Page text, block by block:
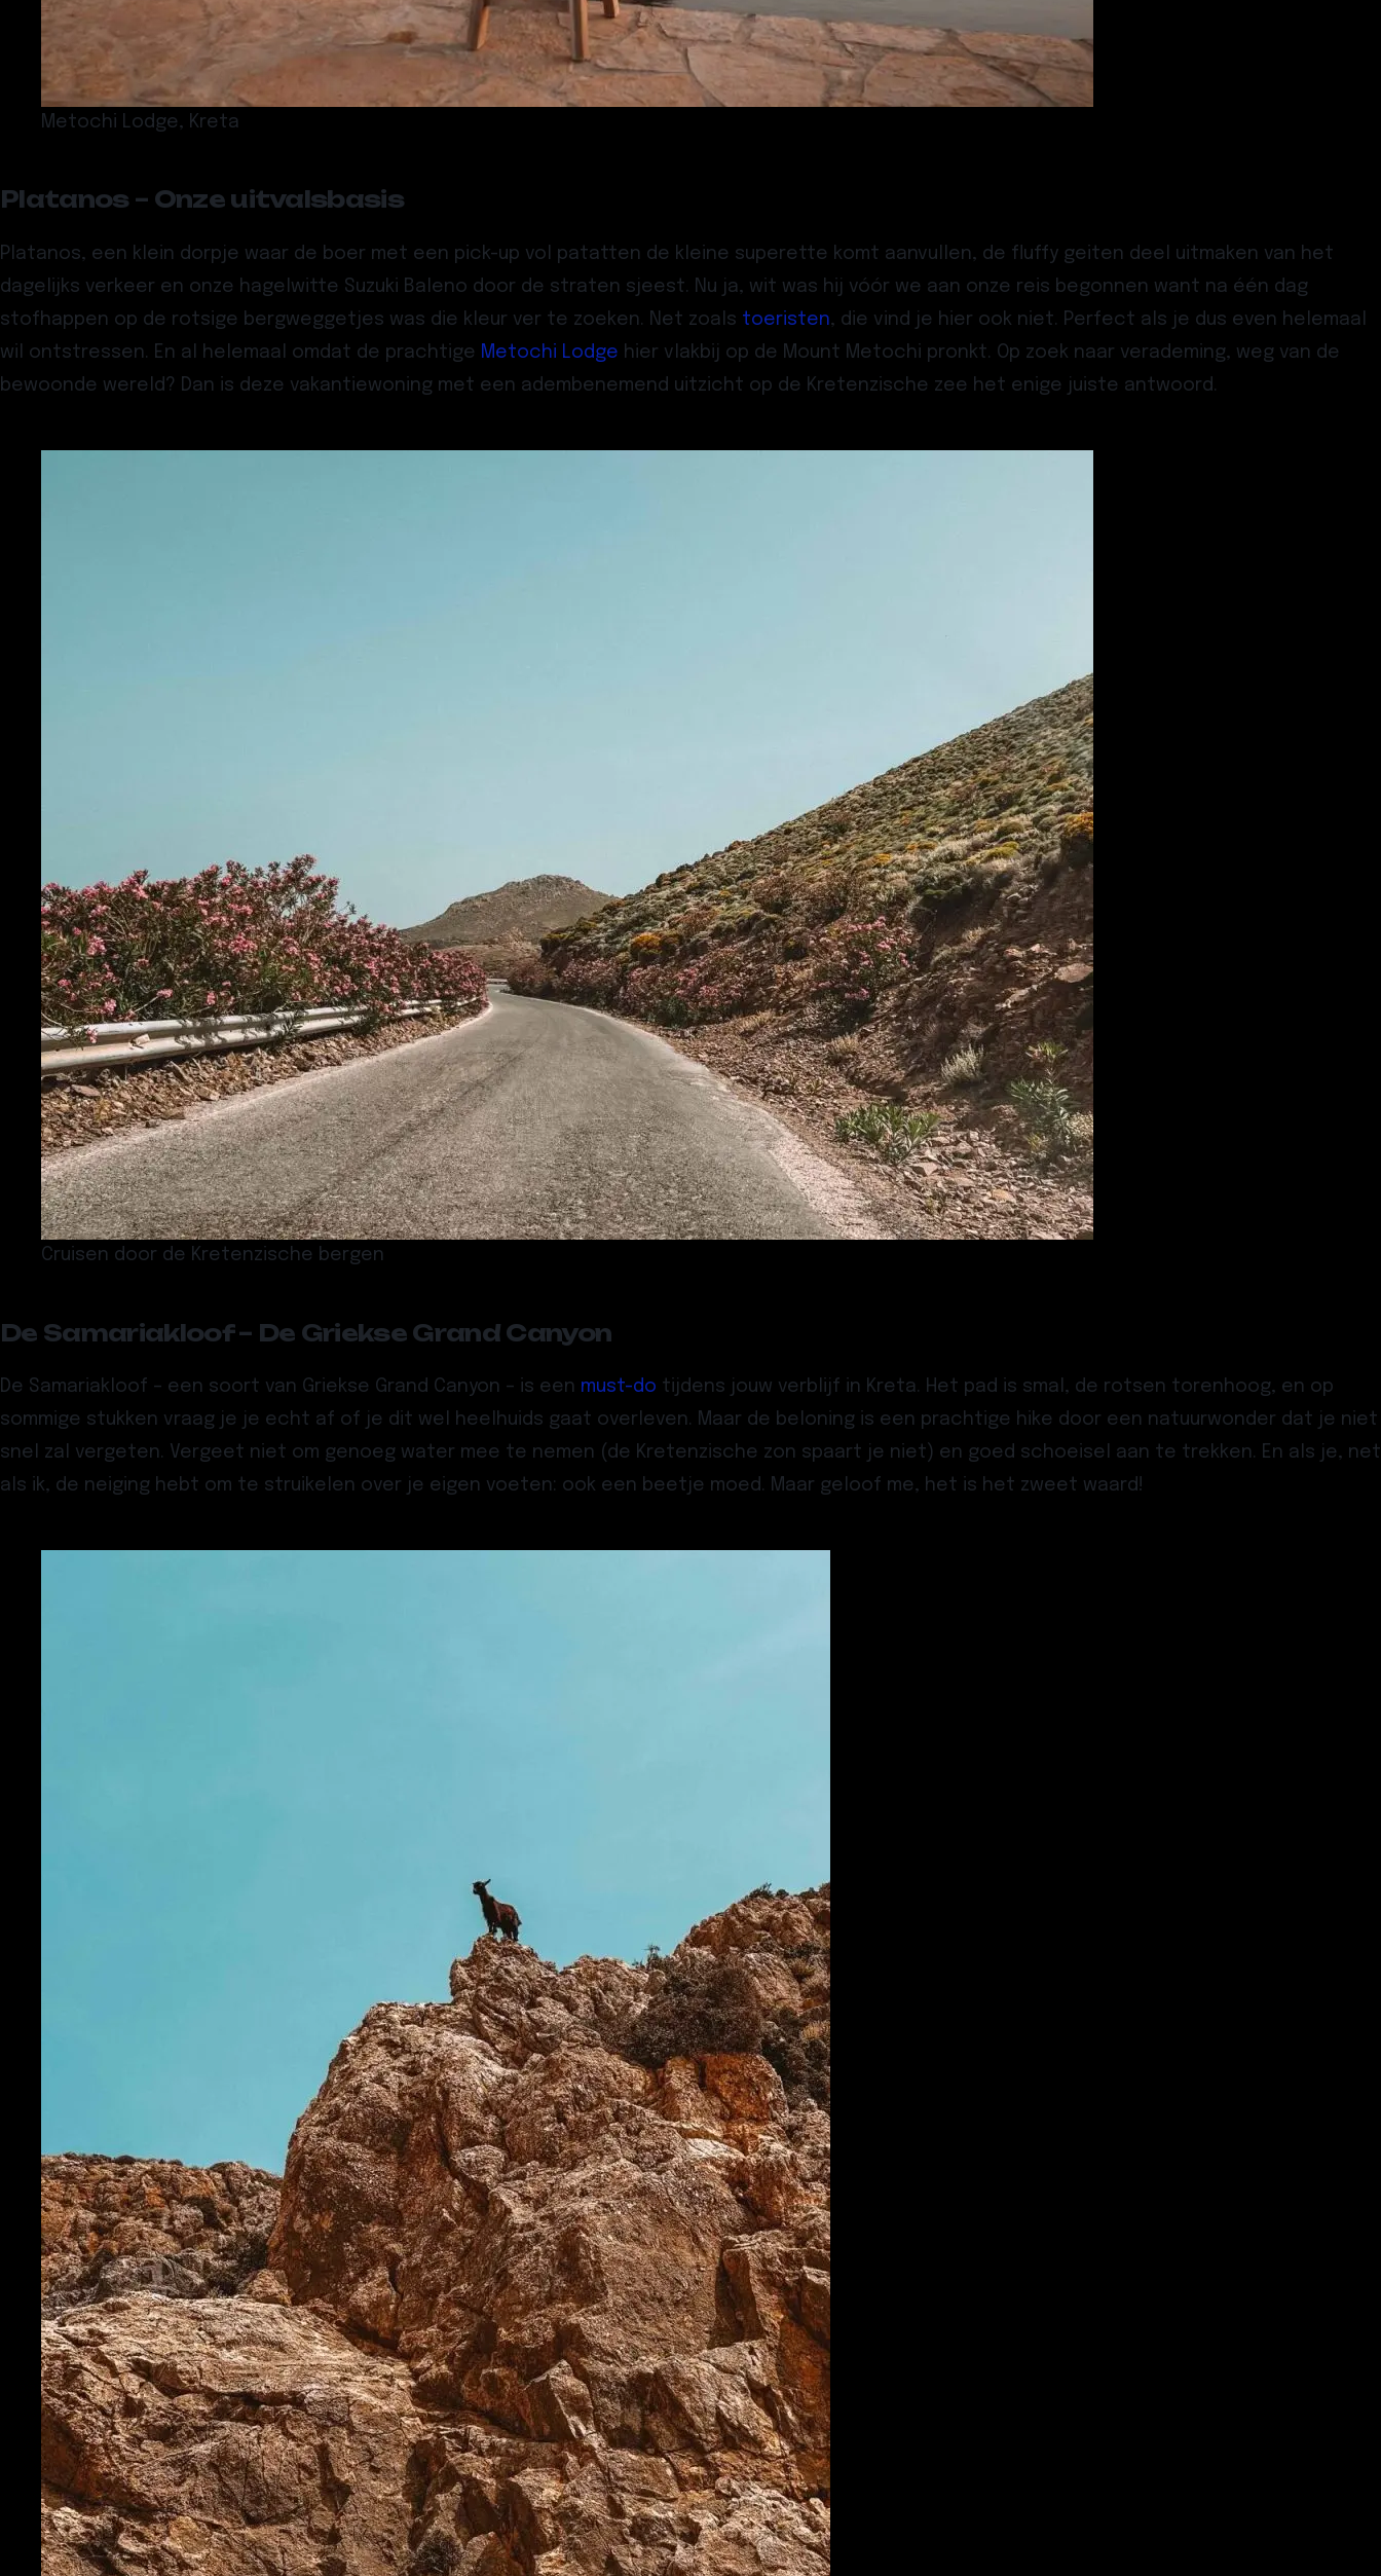
Metochi Lodge, Kreta
Platanos – Onze uitvalsbasis
Platanos, een klein dorpje waar de boer met een pick-up vol patatten de kleine superette komt aanvullen, de fluffy geiten deel uitmaken van het
dagelijks verkeer en onze hagelwitte Suzuki Baleno door de straten sjeest. Nu ja, wit was hij vóór we aan onze reis begonnen want na één dag
stofhappen op de rotsige bergweggetjes was die kleur ver te zoeken. Net zoals toeristen, die vind je hier ook niet. Perfect als je dus even helemaal
wil ontstressen. En al helemaal omdat de prachtige Metochi Lodge hier vlakbij op de Mount Metochi pronkt. Op zoek naar verademing, weg van de
bewoonde wereld? Dan is deze vakantiewoning met een adembenemend uitzicht op de Kretenzische zee het enige juiste antwoord.
Cruisen door de Kretenzische bergen
De Samariakloof – De Griekse Grand Canyon
De Samariakloof – een soort van Griekse Grand Canyon – is een must-do tijdens jouw verblijf in Kreta. Het pad is smal, de rotsen torenhoog, en op
sommige stukken vraag je je echt af of je dit wel heelhuids gaat overleven. Maar de beloning is een prachtige hike door een natuurwonder dat je niet
snel zal vergeten. Vergeet niet om genoeg water mee te nemen (de Kretenzische zon spaart je niet) en goed schoeisel aan te trekken. En als je, net
als ik, de neiging hebt om te struikelen over je eigen voeten: ook een beetje moed. Maar geloof me, het is het zweet waard!